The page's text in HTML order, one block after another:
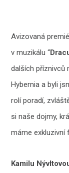
Avizovaná
v muzikálu “
dalších příznivců
Hybernia a byli
rolí poradí,
si naše dojmy,
máme exkluzivní
Kamilu